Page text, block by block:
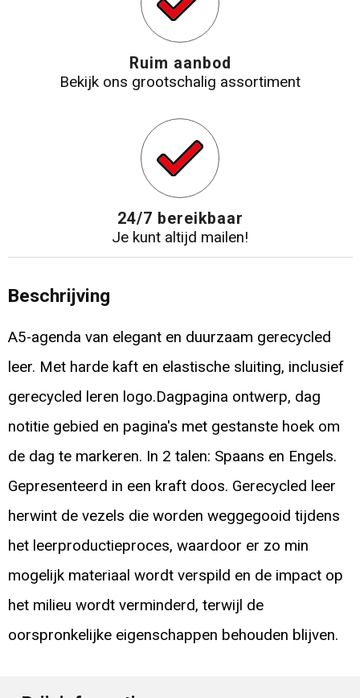
Ruim aanbod
Bekijk ons grootschalig assortiment
24/7 bereikbaar
Je kunt altijd mailen!
Beschrijving
A5-agenda van elegant en duurzaam gerecycled
leer. Met harde kaft en elastische sluiting, inclusief
gerecycled leren logo.Dagpagina ontwerp, dag
notitie gebied en pagina's met gestanste hoek om
de dag te markeren. In 2 talen: Spaans en Engels.
Gepresenteerd in een kraft doos. Gerecycled leer
herwint de vezels die worden weggegooid tijdens
het leerproductieproces, waardoor er zo min
mogelijk materiaal wordt verspild en de impact op
het milieu wordt verminderd, terwijl de
oorspronkelijke eigenschappen behouden blijven.